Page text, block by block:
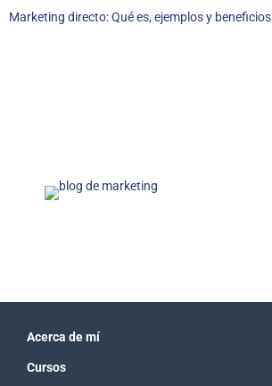
Marketing directo: Qué es, ejemplos y beneficios
Acerca de mí
Cursos